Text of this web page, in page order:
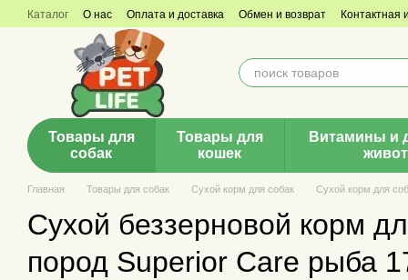
Перейти к основному контенту
Каталог О нас Оплата и доставка Обмен и возврат
Товары для
собак
Товары для
кошек
Витамины и
Главная Товары для собак Сухой корм для собак Сухой корм для
Сухой беззерновой корм
пород Superior Care рыба